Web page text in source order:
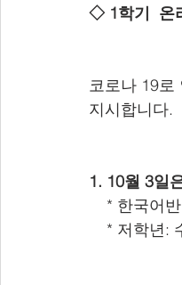
◇ 1학기  온
코로나 19로
지시합니다.
1. 10월 3일
* 한국어반
* 저학년: